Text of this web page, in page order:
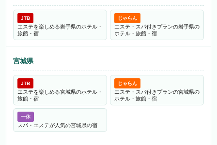
JTB
エステを楽しめる岩手県のホテル・
旅館・宿
じゃらん
エステ・スパ付きプランの岩手県の
ホテル・旅館・宿
宮城県
JTB
エステを楽しめる宮城県のホテル・
旅館・宿
じゃらん
エステ・スパ付きプランの宮城県の
ホテル・旅館・宿
一休
スパ・エステが人気の宮城県の宿